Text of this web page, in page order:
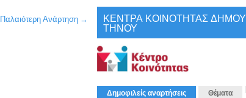
Παλαιότερη Ανάρτηση → ΚΕΝΤΡΑ ΚΟΙΝΟΤΗΤΑΣ ΔΗΜΟΥ
ΤΗΝΟΥ
Δημοφιλείς αναρτήσεις Θέματα